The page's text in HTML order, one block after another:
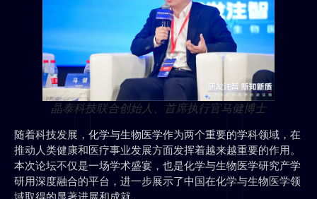
晶泰科技联合创始人、首席执行官马健博士
随着科技发展，化学与生物医学作为两个重要的学科领域，在
推动人类健康和医疗事业发展方面发挥着越来越重要的作用。
本次论坛不仅是一场学术盛宴，也是化学与生物医学研究产学
研用深度融合的平台，进一步展示了中国在化学与生物医学领